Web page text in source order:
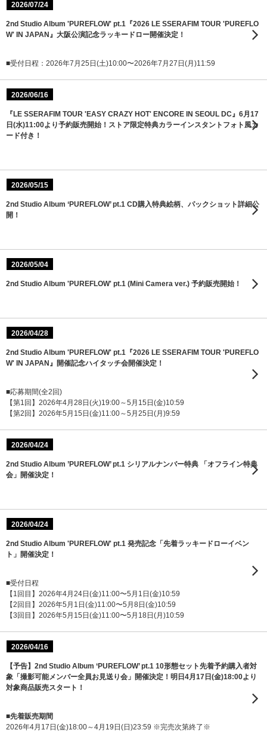
2026/07/24
2nd Studio Album 'PUREFLOW' pt.1『2026 LE SSERAFIM TOUR 'PUREFLO
W' IN JAPAN』大阪公演記念ラッキードロー開催決定！
■受付日程：2026年7月25日(土)10:00〜2026年7月27日(月)11:59
2026/06/16
『LE SSERAFIM TOUR 'EASY CRAZY HOT' ENCORE IN SEOUL DC』6月17
日(水)11:00より予約販売開始！ストア限定特典カラーインスタントフォト風カ
ード付き！
2026/05/15
2nd Studio Album ‘PUREFLOW’ pt.1 CD購入特典絵柄、パックショット詳細公
開！
2026/05/04
2nd Studio Album 'PUREFLOW' pt.1 (Mini Camera ver.) 予約販売開始！
2026/04/28
2nd Studio Album 'PUREFLOW' pt.1『2026 LE SSERAFIM TOUR 'PUREFLO
W' IN JAPAN』開催記念ハイタッチ会開催決定！
■応募期間(全2回)
【第1回】2026年4月28日(火)19:00～5月15日(金)10:59
【第2回】2026年5月15日(金)11:00～5月25日(月)9:59
2026/04/24
2nd Studio Album ’PUREFLOW’ pt.1 シリアルナンバー特典 「オフライン特典
会」開催決定！
2026/04/24
2nd Studio Album 'PUREFLOW' pt.1 発売記念「先着ラッキードローイベン
ト」開催決定！
■受付日程
【1回目】2026年4月24日(金)11:00〜5月1日(金)10:59
【2回目】2026年5月1日(金)11:00〜5月8日(金)10:59
【3回目】2026年5月15日(金)11:00〜5月18日(月)10:59
2026/04/16
【予告】2nd Studio Album ‘PUREFLOW’ pt.1 10形態セット先着予約購入者対
象「撮影可能メンバー全員お見送り会」開催決定！明日4月17日(金)18:00より
対象商品販売スタート！
■先着販売期間
2026年4月17日(金)18:00～4月19日(日)23:59 ※完売次第終了※